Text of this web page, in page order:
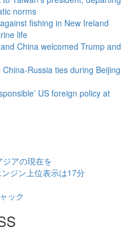
norms
fishing in New Ireland
life
China welcomed Trump and
Russia ties during Beijing
US foreign policy at
アの現在を
ジン上位表示は17分
ック